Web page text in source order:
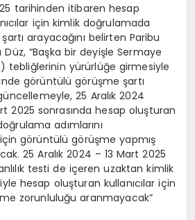
tarihinden itibaren hesap
için kimlik doğrulamada
arayacağını belirten Paribu
Düz, “Başka bir deyişle Sermaye
tebliğlerinin yürürlüğe girmesiyle
görüntülü görüşme şartı
25 Aralık 2024
2025 sonrasında hesap oluşturan
adımlarını
görüntülü görüşme yapmış
25 Aralık 2024 – 13 Mart 2025
testi de içeren uzaktan kimlik
hesap oluşturan kullanıcılar için
zorunluluğu aranmayacak”